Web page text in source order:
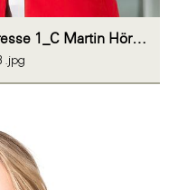
JJ_PA_Multiples Myelom_Presse 1_C Martin Hörmandinger
.jpg